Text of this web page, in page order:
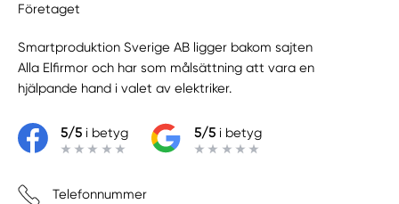
Företaget
Smartproduktion Sverige AB ligger bakom sajten
Alla Elfirmor och har som målsättning att vara en
hjälpande hand i valet av elektriker.
5/5i betyg 5/5i betyg
Telefonnummer